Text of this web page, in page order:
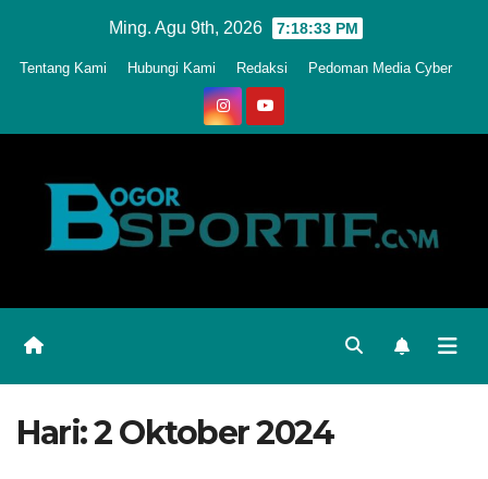
Ming. Agu 9th, 2026 7:18:36 PM
Tentang Kami Hubungi Kami Redaksi Pedoman Media Cyber
Hari:2 Oktober 2024